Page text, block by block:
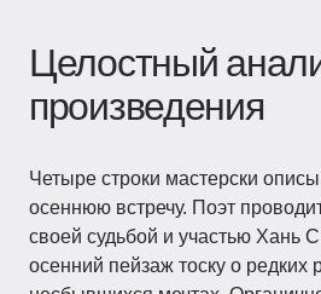
Целостный
произведения
Четыре строки мастерски
осеннюю встречу. Поэт
своей судьбой и участью Хань
осенний пейзаж тоску о редких